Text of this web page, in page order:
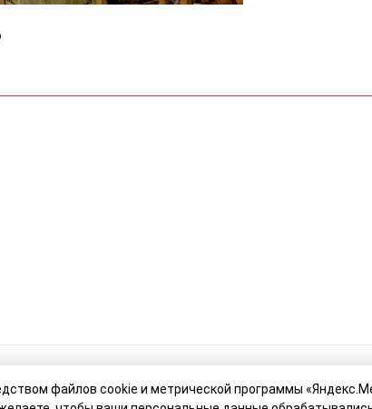
файлов cookie и метрической программы